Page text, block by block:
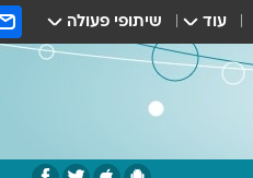
עוד שיתופי פעולה